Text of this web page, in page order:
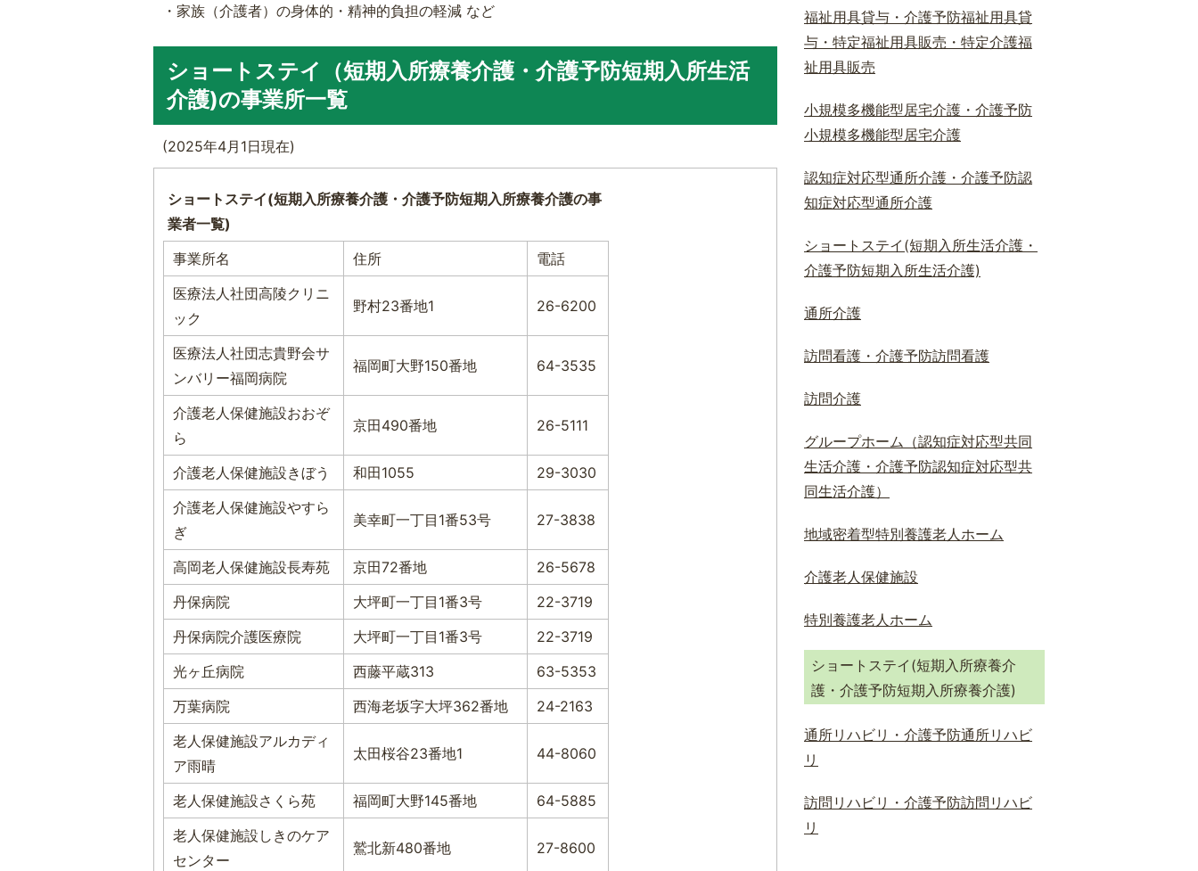
・家族（介護者）の身体的・精神的負担の軽減 など
ショートステイ（短期入所療養介護・介護予防短期入所生活
介護)の事業所一覧
(2025年4月1日現在)
ショートステイ(短期入所療養介護・介護予防短期入所療養介護の事
業者一覧)
事業所名
住所
電話
医療法人社団高陵クリニ
ック
野村23番地1 26-6200
医療法人社団志貴野会サ
ンバリー福岡病院
福岡町大野150番地 64-3535
介護老人保健施設おおぞ
ら
京田490番地 26-5111
介護老人保健施設きぼう 和田1055
29-3030
介護老人保健施設やすら
ぎ
美幸町一丁目1番53号 27-3838
高岡老人保健施設長寿苑 京田72番地
26-5678
丹保病院
大坪町一丁目1番3号
22-3719
丹保病院介護医療院
大坪町一丁目1番3号
22-3719
光ヶ丘病院
西藤平蔵313
63-5353
万葉病院
西海老坂字大坪362番地
24-2163
老人保健施設アルカディ
ア雨晴
太田桜谷23番地1 44-8060
老人保健施設さくら苑 福岡町大野145番地
64-5885
老人保健施設しきのケア
センター
鷲北新480番地 27-8600
福祉用具貸与・介護予防福祉用具貸
与・特定福祉用具販売・特定介護福
祉用具販売
小規模多機能型居宅介護・介護予防
小規模多機能型居宅介護
認知症対応型通所介護・介護予防認
知症対応型通所介護
ショートステイ(短期入所生活介護・
介護予防短期入所生活介護)
通所介護
訪問看護・介護予防訪問看護
訪問介護
グループホーム（認知症対応型共同
生活介護・介護予防認知症対応型共
同生活介護）
地域密着型特別養護老人ホーム
介護老人保健施設
特別養護老人ホーム
ショートステイ(短期入所療養介
護・介護予防短期入所療養介護)
通所リハビリ・介護予防通所リハビ
リ
訪問リハビリ・介護予防訪問リハビ
リ